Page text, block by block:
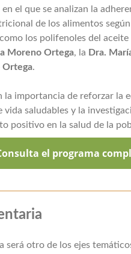
en el que se analizan la
de los alimentos
los polifenoles del aceite
Moreno Ortega, la Dra.
Ortega.
la importancia de reforzar la
vida saludables y la
positivo en la salud de la
el programa
será otro de los ejes